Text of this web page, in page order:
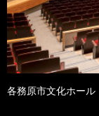
各務原市文化ホール